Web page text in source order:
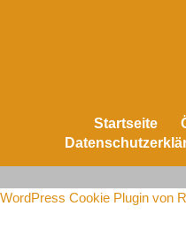
Startseite
WordPress Cookie Plugin von